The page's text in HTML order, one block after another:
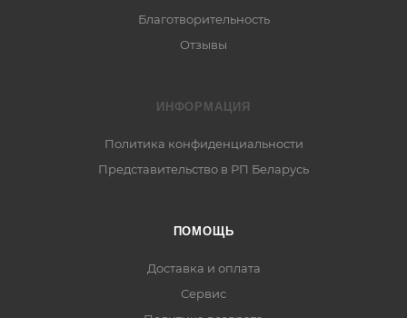
Благотворительность
Отзывы
ИНФОРМАЦИЯ
Политика конфиденциальности
Представительство в РП Беларусь
ПОМОЩЬ
Доставка и оплата
Сервис